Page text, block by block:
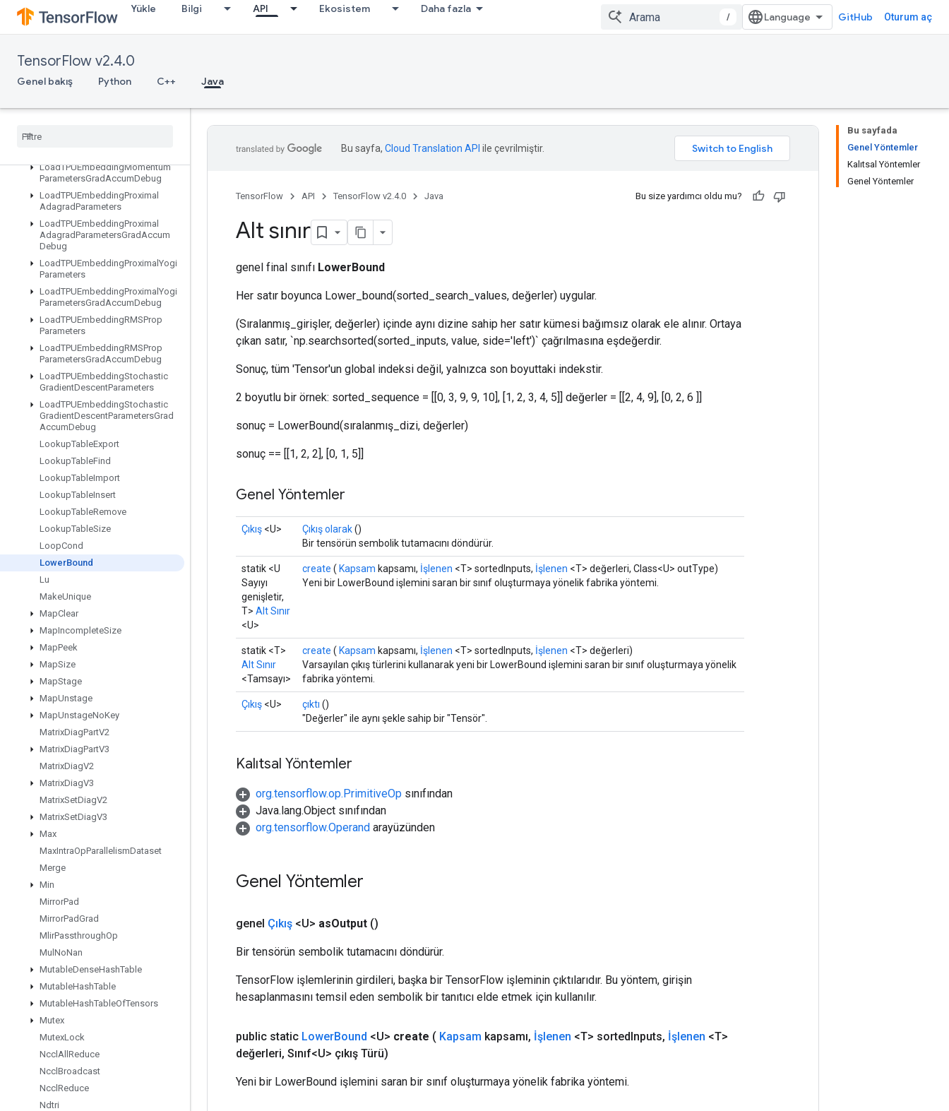
Yükle Bilgi API Ekosistem Daha fazla
/ GitHub Oturum aç
TensorFlow v2.4.0
Genel bakış Python C++ Java
LoadTPUEmbeddingAdadeltaParametersGradAccumDebug
LoadTPUEmbeddingAdagradParameters
LoadTPUEmbeddingCenteredRMSPropParameters
LoadTPUEmbeddingFTRLParameters
LoadTPUEmbedding
Load
LoadTPUEmbeddingMomentum
ParametersGradAccumDebug
LoadTPUEmbeddingProximal
AdagradParameters
LoadTPUEmbeddingProximal
AdagradParametersGradAccum
Debug
LoadTPUEmbeddingProximal Yogi
Parameters
LoadTPUEmbeddingProximal Yogi
ParametersGradAccumDebug
LoadTPUEmbeddingRMSProp
Parameters
LoadTPUEmbeddingRMSProp
ParametersGradAccumDebug
LoadTPUEmbeddingStochastic
GradientDescentParameters
LoadTPUEmbeddingStochastic
GradientDescentParametersGrad
AccumDebug
LookupTableExport
LookupTableFind
LookupTableImport
LookupTableInsert
LookupTableRemove
LookupTableSize
LoopCond
LowerBound
Lu
MakeUnique
MapClear
MapIncompleteSize
MapPeek
MapSize
MapStage
MapUnstage
MapUnstageNoKey
MatrixDiagPartV2
MatrixDiagPartV3
MatrixDiagV2
MatrixDiagV3
MatrixSetDiagV2
MatrixSetDiagV3
Max
MaxIntraOpParallelismDataset
Merge
Min
MirrorPad
MirrorPadGrad
MlirPassthroughOp
Mul NoNan
MutableDenseHashTable
MutableHashTable
MutableHashTableOfTensors
Mutex
MutexLock
Nccl All Reduce
Nccl Broadcast
Nccl Reduce
Ndtri
Bu sayfada
Genel Yöntemler
Kalıtsal Yöntemler
Genel Yöntemler
Bu sayfa, Cloud Translation API ile çevrilmiştir.
TensorFlow API TensorFlow v2.4.0 Java Bu size yardımcı oldu mu?
Alt sınır
genel final sınıfı LowerBound
Her satır boyunca Lower_bound(sorted_search_values, değerler) uygular.
(Sıralanmış_girişler, değerler) içinde aynı dizine sahip her satır kümesi bağımsız olarak ele alınır. Ortaya
çıkan satır, `np.searchsorted(sorted_inputs, value, side='left')` çağrılmasına eşdeğerdir.
Sonuç, tüm 'Tensor'un global indeksi değil, yalnızca son boyuttaki indekstir.
2 boyutlu bir örnek: sorted_sequence = [[0, 3, 9, 9, 10], [1, 2, 3, 4, 5]] değerler = [[2, 4, 9], [0, 2, 6 ]]
sonuç = LowerBound(sıralanmış_dizi, değerler)
sonuç == [[1, 2, 2], [0, 1, 5]]
Genel Yöntemler
Çıkış <U> Çıkış olarak()
Bir tensörün sembolik tutamacını döndürür.
statik <U
Sayıyı
genişletir,
T> Alt Sınır
<U>
create ( Kapsam kapsamı, İşlenen <T> sortedInputs, İşlenen <T> değerleri, Class<U> outType)
Yeni bir LowerBound işlemini saran bir sınıf oluşturmaya yönelik fabrika yöntemi.
statik <T>
Alt Sınır
<Tamsayı>
create ( Kapsam kapsamı, İşlenen <T> sortedInputs, İşlenen <T> değerleri)
Varsayılan çıkış türlerini kullanarak yeni bir LowerBound işlemini saran bir sınıf oluşturmaya yönelik
fabrika yöntemi.
Çıkış <U> çıktı ()
"Değerler" ile aynı şekle sahip bir "Tensör".
Kalıtsal Yöntemler
org.tensorflow.op.PrimitiveOp sınıfından
Java.lang.Object sınıfından
org.tensorflow.Operand arayüzünden
Genel Yöntemler
genel Çıkış <U> asOutput ()
Bir tensörün sembolik tutamacını döndürür.
TensorFlow işlemlerinin girdileri, başka bir TensorFlow işleminin çıktılarıdır. Bu yöntem, girişin
hesaplanmasını temsil eden sembolik bir tanıtıcı elde etmek için kullanılır.
public static LowerBound <U> create ( Kapsam kapsamı, İşlenen <T> sortedInputs, İşlenen <T>
değerleri, Sınıf<U> çıkış Türü)
Yeni bir LowerBound işlemini saran bir sınıf oluşturmaya yönelik fabrika yöntemi.